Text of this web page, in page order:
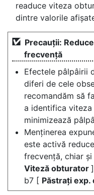
readuce viteza
dintre valorile
Precauții:
frecvență
Efectele pâlpâirii
diferi de cele
recomandăm să
a identifica
minimizează
Menținerea
este activă
frecvență, chiar
Viteză obturator
b7 [ Păstrați exp.